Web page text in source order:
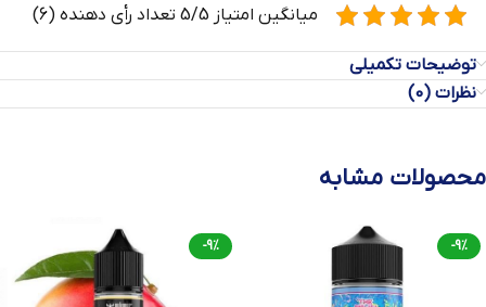
میانگین امتیاز 5/5 تعداد رأی دهنده (6)
توضیحات تکمیلی
نظرات (0)
محصولات مشابه
-9%
-9%